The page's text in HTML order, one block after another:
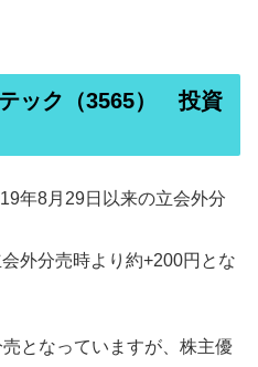
ック（3565） 投資
年8月29日以来の立会外分
外分売時より約+200円とな
となっていますが、株主優